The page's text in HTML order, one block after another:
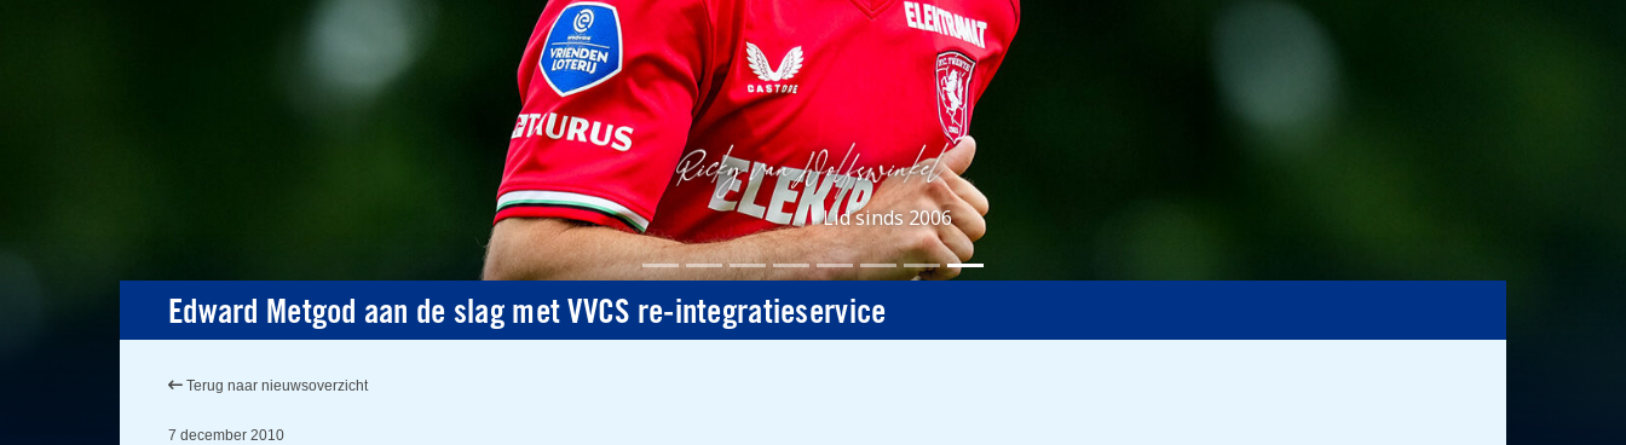
Lid sinds 2006
Edward Metgod aan de slag met VVCS re-integratieservice
Terug naar nieuwsoverzicht
7 december 2010